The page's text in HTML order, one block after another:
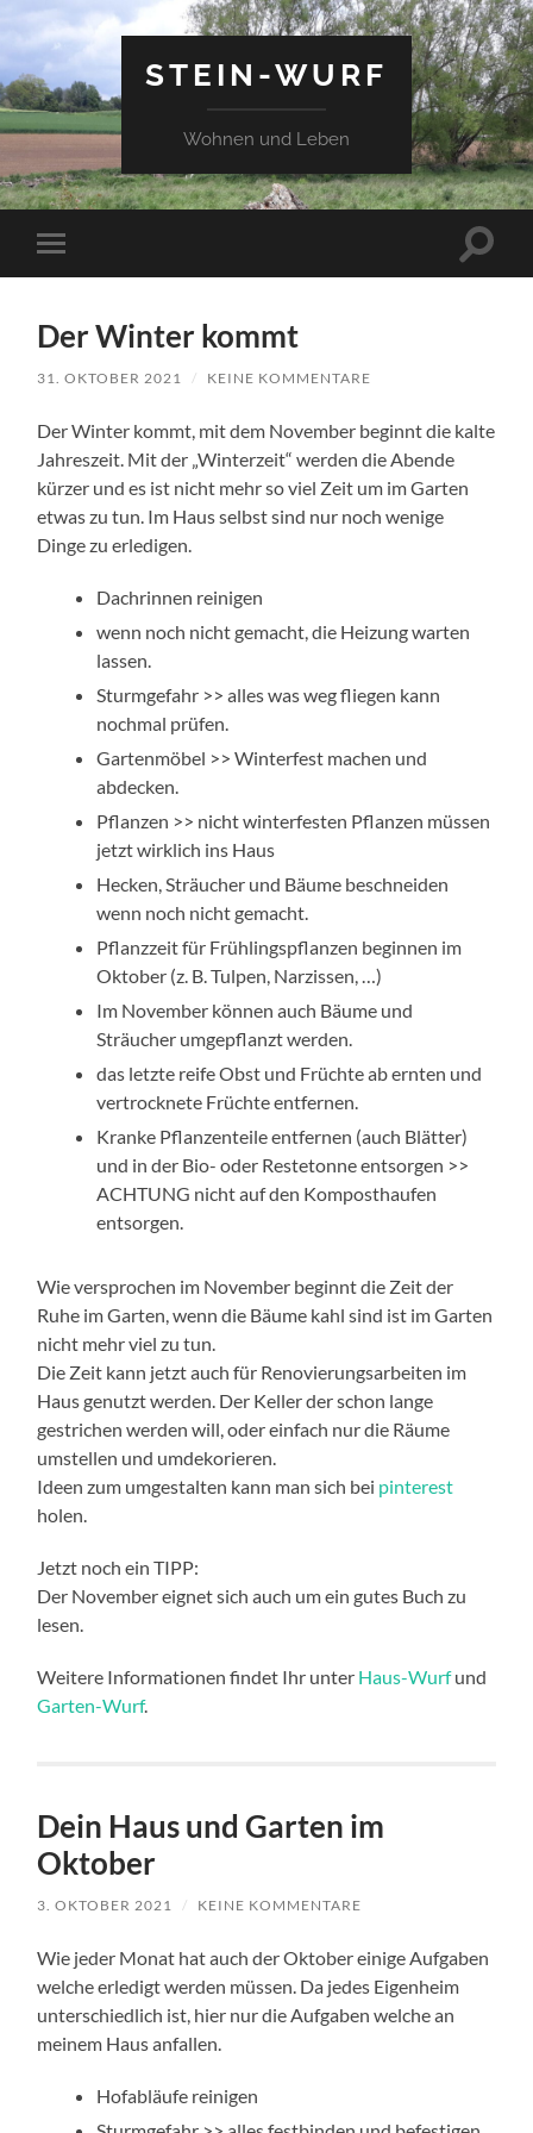
STEIN-WURF
Wohnen und Leben
Mobile-
Menü
Der Winter kommt
31. OKTOBER 2021 / KEINE KOMMENTARE
Der Winter kommt, mit dem November beginnt die kalte
Jahreszeit. Mit der „Winterzeit“ werden die Abende
kürzer und es ist nicht mehr so viel Zeit um im Garten
etwas zu tun. Im Haus selbst sind nur noch wenige
Dinge zu erledigen.
Dachrinnen reinigen
wenn noch nicht gemacht, die Heizung warten
lassen.
Sturmgefahr >> alles was weg fliegen kann
nochmal prüfen.
Gartenmöbel >> Winterfest machen und
abdecken.
Pflanzen >> nicht winterfesten Pflanzen müssen
jetzt wirklich ins Haus
Hecken, Sträucher und Bäume beschneiden
wenn noch nicht gemacht.
Pflanzzeit für Frühlingspflanzen beginnen im
Oktober (z. B. Tulpen, Narzissen, …)
Im November können auch Bäume und
Sträucher umgepflanzt werden.
das letzte reife Obst und Früchte ab ernten und
vertrocknete Früchte entfernen.
Kranke Pflanzenteile entfernen (auch Blätter)
und in der Bio- oder Restetonne entsorgen >>
ACHTUNG nicht auf den Komposthaufen
entsorgen.
Wie versprochen im November beginnt die Zeit der
Ruhe im Garten, wenn die Bäume kahl sind ist im Garten
nicht mehr viel zu tun.
Die Zeit kann jetzt auch für Renovierungsarbeiten im
Haus genutzt werden. Der Keller der schon lange
gestrichen werden will, oder einfach nur die Räume
umstellen und umdekorieren.
Ideen zum umgestalten kann man sich bei pinterest
holen.
Jetzt noch ein TIPP:
Der November eignet sich auch um ein gutes Buch zu
lesen.
Weitere Informationen findet Ihr unter Haus-Wurfund
Garten-Wurf.
Dein Haus und Garten im
Oktober
3. OKTOBER 2021 / KEINE KOMMENTARE
Wie jeder Monat hat auch der Oktober einige Aufgaben
welche erledigt werden müssen. Da jedes Eigenheim
unterschiedlich ist, hier nur die Aufgaben welche an
meinem Haus anfallen.
Hofabläufe reinigen